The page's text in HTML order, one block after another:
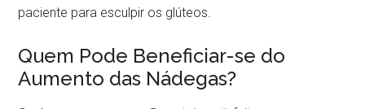
paciente para esculpir os glúteos.
Quem Pode Beneficiar-se do
Aumento das Nádegas?